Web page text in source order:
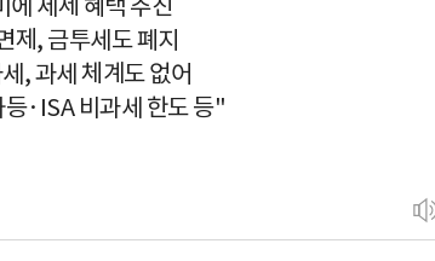
제, 금투세도 폐지
, 과세 체계도 없어
·ISA 비과세 한도 등"